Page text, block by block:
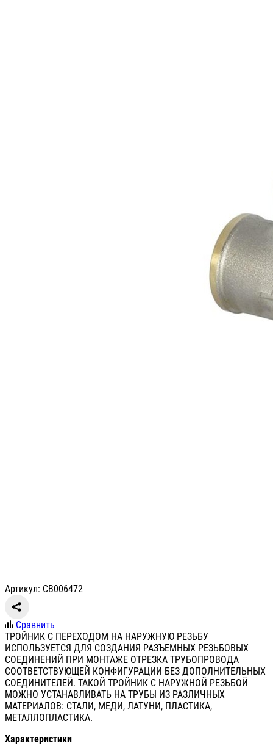
Артикул: СВ006472
Сравнить
ТРОЙНИК С ПЕРЕХОДОМ НА НАРУЖНУЮ РЕЗЬБУ
ИСПОЛЬЗУЕТСЯ ДЛЯ СОЗДАНИЯ РАЗЪЕМНЫХ РЕЗЬБОВЫХ
СОЕДИНЕНИЙ ПРИ МОНТАЖЕ ОТРЕЗКА ТРУБОПРОВОДА
СООТВЕТСТВУЮЩЕЙ КОНФИГУРАЦИИ БЕЗ ДОПОЛНИТЕЛЬНЫХ
СОЕДИНИТЕЛЕЙ. ТАКОЙ ТРОЙНИК С НАРУЖНОЙ РЕЗЬБОЙ
МОЖНО УСТАНАВЛИВАТЬ НА ТРУБЫ ИЗ РАЗЛИЧНЫХ
МАТЕРИАЛОВ: СТАЛИ, МЕДИ, ЛАТУНИ, ПЛАСТИКА,
МЕТАЛЛОПЛАСТИКА.
Характеристики